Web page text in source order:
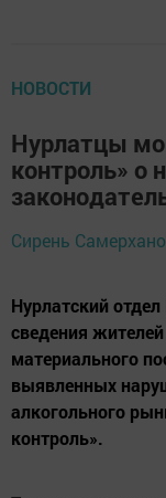
НОВОСТИ
Нурлатцы
контроль» о
Сирень
Нурлатский
сведения
материального
выявленных
алкогольного
контроль».